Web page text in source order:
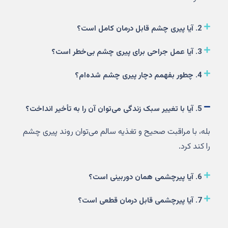
2. آیا پیری چشم قابل درمان کامل است؟
3. آیا عمل جراحی برای پیری چشم بی‌خطر است؟
4. چطور بفهمم دچار پیری چشم شده‌ام؟
5. آیا با تغییر سبک زندگی می‌توان آن را به تأخیر انداخت؟
بله، با مراقبت صحیح و تغذیه سالم می‌توان روند پیری چشم
را کند کرد.
6. آیا پیرچشمی همان دوربینی است؟
7. آیا پیرچشمی قابل درمان قطعی است؟